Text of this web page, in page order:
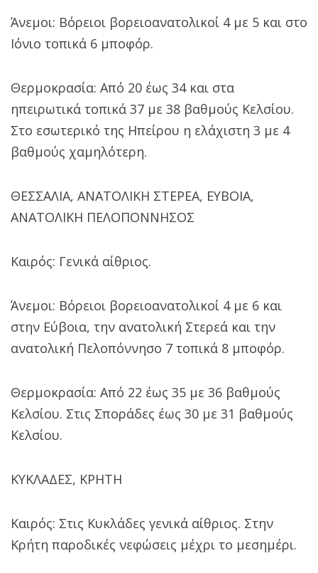
Άνεμοι: Βόρειοι βορειοανατολικοί 4 με 5 και στο
Ιόνιο τοπικά 6 μποφόρ.
Θερμοκρασία: Από 20 έως 34 και στα
ηπειρωτικά τοπικά 37 με 38 βαθμούς Κελσίου.
Στο εσωτερικό της Ηπείρου η ελάχιστη 3 με 4
βαθμούς χαμηλότερη.
ΘΕΣΣΑΛΙΑ, ΑΝΑΤΟΛΙΚΗ ΣΤΕΡΕΑ, ΕΥΒΟΙΑ,
ΑΝΑΤΟΛΙΚΗ ΠΕΛΟΠΟΝΝΗΣΟΣ
Καιρός: Γενικά αίθριος.
Άνεμοι: Βόρειοι βορειοανατολικοί 4 με 6 και
στην Εύβοια, την ανατολική Στερεά και την
ανατολική Πελοπόννησο 7 τοπικά 8 μποφόρ.
Θερμοκρασία: Από 22 έως 35 με 36 βαθμούς
Κελσίου. Στις Σποράδες έως 30 με 31 βαθμούς
Κελσίου.
ΚΥΚΛΑΔΕΣ, ΚΡΗΤΗ
Καιρός: Στις Κυκλάδες γενικά αίθριος. Στην
Κρήτη παροδικές νεφώσεις μέχρι το μεσημέρι.